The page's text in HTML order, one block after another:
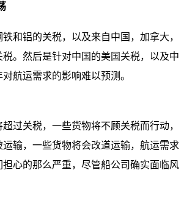
和铝的关税，以及来自中国，加拿大，
。然后是针对中国的美国关税，以及中
航运需求的影响难以预测。
过关税，一些货物将不顾关税而行动，
输，一些货物将会改道运输，航运需求
心的那么严重，尽管船公司确实面临风